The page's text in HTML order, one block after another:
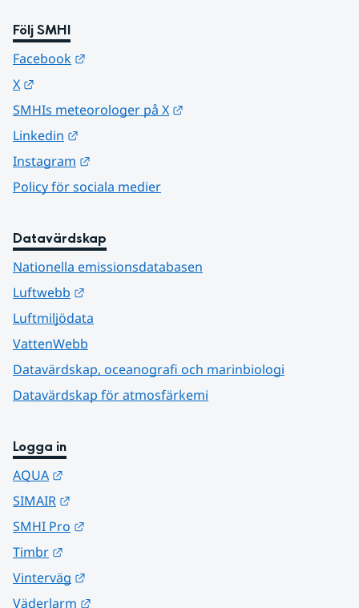
Följ SMHI
Facebook
X
SMHIs meteorologer på X
Linkedin
Instagram
Policy för sociala medier
Datavärdskap
Nationella emissionsdatabasen
Luftwebb
Luftmiljödata
VattenWebb
Datavärdskap, oceanografi och marinbiologi
Datavärdskap för atmosfärkemi
Logga in
AQUA
SIMAIR
SMHI Pro
Timbr
Vinterväg
Väderlarm